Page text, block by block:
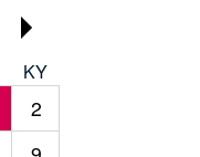
Πανσερραϊκός
ΚΥ
2